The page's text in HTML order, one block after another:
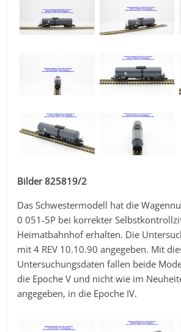
Bilder 825819/2
Das Schwestermodell hat die
0 051-5P bei korrekter
Heimatbahnhof erhalten. Die
mit 4 REV 10.10.90 angegeben. Mit
Untersuchungsdaten fallen beide
die Epoche V und nicht wie im
angegeben, in die Epoche IV.